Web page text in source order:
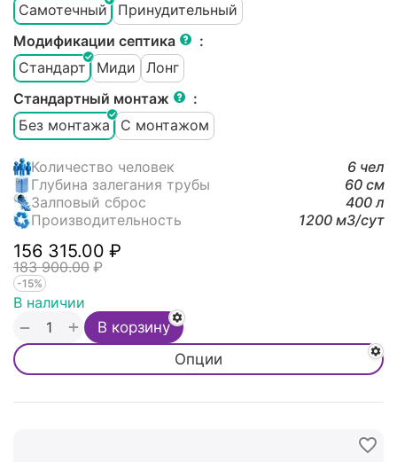
Самотечный
Принудительный
Модификации септика
:
Стандарт
Миди
Лонг
Стандартный монтаж
:
Без монтажа
С монтажом
Количество человек
6 чел
Глубина залегания трубы
60 см
Залповый сброс
400 л
Производительность
1200 м3/cут
156 315.00 ₽
183 900.00 ₽
-15%
Опции
В наличии
+
− В корзину